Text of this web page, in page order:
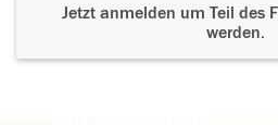
Jetzt anmelden um Teil des
werden.